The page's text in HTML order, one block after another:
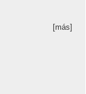
[más]